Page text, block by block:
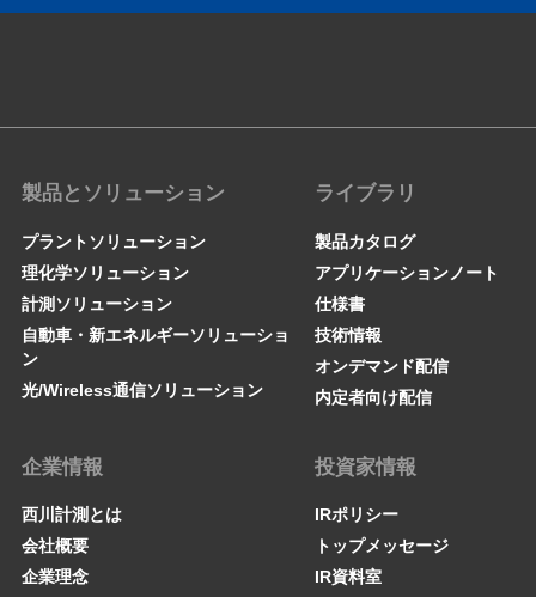
製品とソリューション
プラントソリューション
理化学ソリューション
計測ソリューション
自動車・新エネルギーソリューショ
ン
光/Wireless通信ソリューション
ライブラリ
製品カタログ
アプリケーションノート
仕様書
技術情報
オンデマンド配信
内定者向け配信
企業情報
西川計測とは
会社概要
企業理念
投資家情報
IRポリシー
トップメッセージ
IR資料室